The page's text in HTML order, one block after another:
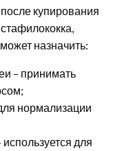
купирования
назначить:
– принимать
нормализации
для